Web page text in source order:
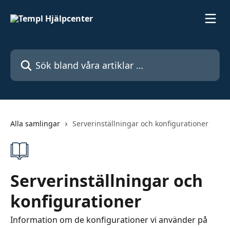
Sök bland våra artiklar …
Alla samlingar Serverinställningar och konfigurationer
Serverinställningar och
konfigurationer
Information om de konfigurationer vi använder på